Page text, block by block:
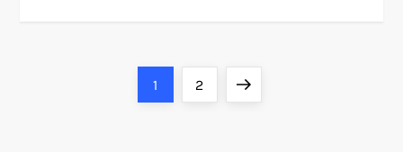
Page
1 Page
2 Next